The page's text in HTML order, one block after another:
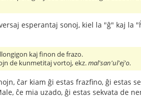
esperantaj sonoj, kiel la "ĝ" kaj la
kaj finon de frazo.
de kunmetitaj vortoj, ekz.mal'san'ul'ej'o.
ĉar kiam ĝi estas frazfino, ĝi estas
ĉe mia uzado, ĝi estas sekvata de